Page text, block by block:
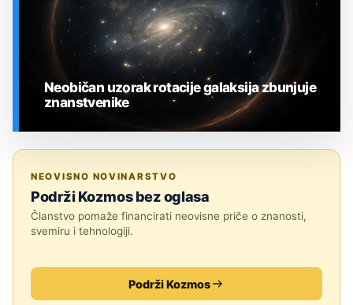
Neobičan uzorak rotacije galaksija zbunjuje
znanstvenike
NEOVISNO NOVINARSTVO
Podrži Kozmos bez oglasa
Članstvo pomaže financirati neovisne priče o znanosti,
svemiru i tehnologiji.
Podrži Kozmos